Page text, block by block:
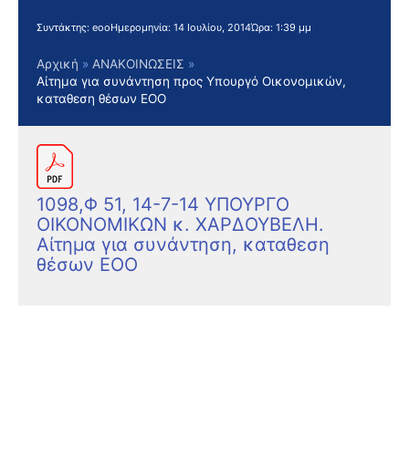
Συντάκτης: eooΗμερομηνία: 14 Ιουλίου, 2014Ώρα: 1:39 μμ
Αρχική
ΑΝΑΚΟΙΝΩΣΕΙΣ
Αίτημα για συνάντηση προς Υπουργό Οικονομικών,
καταθεση θέσων ΕΟΟ
1098,Φ 51, 14-7-14 ΥΠΟΥΡΓΟ
ΟΙΚΟΝΟΜΙΚΩΝ κ. ΧΑΡΔΟΥΒΕΛΗ.
Αίτημα για συνάντηση, καταθεση
θέσων ΕΟΟ